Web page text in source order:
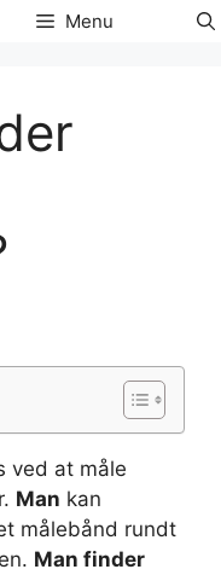
Menu
ved at måle
Man kan
målebånd rundt
Man finder